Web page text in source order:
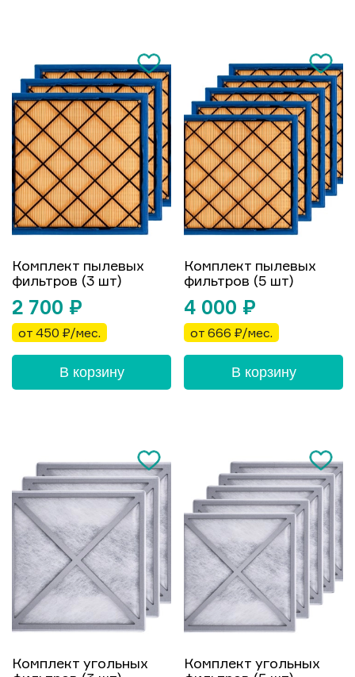
Комплект пылевых
фильтров (3 шт)
2 700 ₽
от 450 ₽/мес.
В корзину
Комплект пылевых
фильтров (5 шт)
4 000 ₽
от 666 ₽/мес.
В корзину
Комплект угольных
Комплект угольных